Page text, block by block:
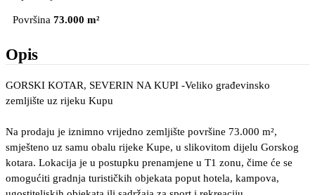
Površina 73.000 m²
Opis
GORSKI KOTAR, SEVERIN NA KUPI -Veliko građevinsko
zemljište uz rijeku Kupu
Na prodaju je iznimno vrijedno zemljište površine 73.000 m²,
smješteno uz samu obalu rijeke Kupe, u slikovitom dijelu Gorskog
kotara. Lokacija je u postupku prenamjene u T1 zonu, čime će se
omogućiti gradnja turističkih objekata poput hotela, kampova,